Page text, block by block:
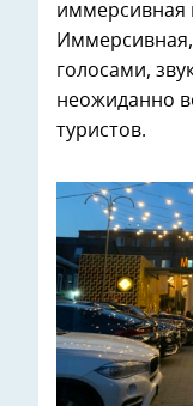
иммерсивная
голосами,
неожиданно
туристов.